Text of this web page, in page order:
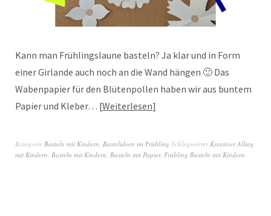
Kann man Frühlingslaune basteln? Ja klar und in Form
einer Girlande auch noch an die Wand hängen 🙂 Das
Wabenpapier für den Blütenpollen haben wir aus buntem
Papier und Kleber… Weiterlesen
Kategorie Basteln mit Kindern, Bastelideen im Frühling SchlagwörterKreativer Alltag
mit Kindern, Basteln mit Kindern, Basteln mit Papier, Frühling Basteln mit Kindern